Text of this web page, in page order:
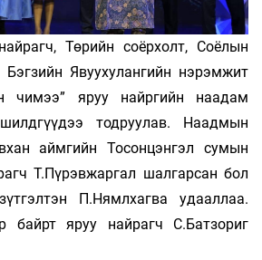
Төрийн соёрхолт, Соёлын
Бэгзийн Явуухулангийн нэрэмжит
чимээ” яруу найргийн наадам
тодруулав. Наадмын
аймгийн Тосонцэнгэл сумын
Т.Пүрэвжаргал шалгарсан бол
П.Нямлхагва удааллаа.
байрт яруу найрагч С.Батзориг